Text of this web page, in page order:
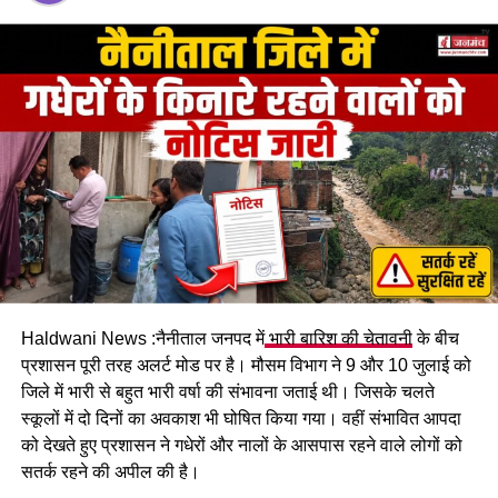
स्थानीय लोगों ने राहत कार्य शुरू करने के साथ पुलिस को सूचना दी।
हादसे में कार सवार सात लोग घायल
हादसे में गंभीर रूप से घायल चालक और एक पर्यटक को प्राथमिक उपचार
देने के बाद 108 एंबुलेंस की सहायता से हल्द्वानी स्थित सुशीला तिवारी
अस्पताल रेफर किया गया है, जबकि अन्य घायलों का उपचार जारी है।
Haldwani News :नैनीताल जनपद मेंभारी बारिश की चेतावनीके बीच
प्रशासन पूरी तरह अलर्ट मोड पर है। मौसम विभाग ने 9 और 10 जुलाई को
जिले में भारी से बहुत भारी वर्षा की संभावना जताई थी। जिसके चलते
स्कूलों में दो दिनों का अवकाश भी घोषित किया गया। वहीं संभावित आपदा
को देखते हुए प्रशासन ने गधेरों और नालों के आसपास रहने वाले लोगों को
सतर्क रहने की अपील की है।